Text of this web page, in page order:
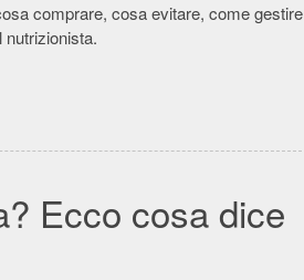
comprare, cosa evitare, come gestire
nutrizionista.
Ecco cosa dice